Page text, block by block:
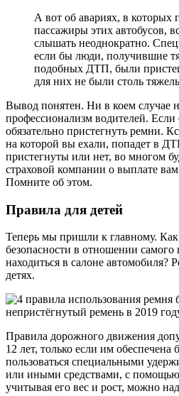
А вот об авариях, в которых
пассажиры этих автобусов,
слышать неоднократно.
если бы люди, получившие
подобных ДТП, были
для них не были столь
Вывод понятен. Ни в коем случае
профессионализм водителей.
обязательно пристегнуть ремни.
на которой вы ехали, попадет в
пристегнуты или нет, во многом
страховой компании о выплате
Помните об этом.
Правила для детей
Теперь мы пришли к главному. Как
безопасности в отношении
находиться в салоне автомобиля?
детях.
Правила дорожного движения
12 лет, только если им обеспечена
пользоваться специальными
или иными средствами, с помощью
учитывая его вес и рост, можно